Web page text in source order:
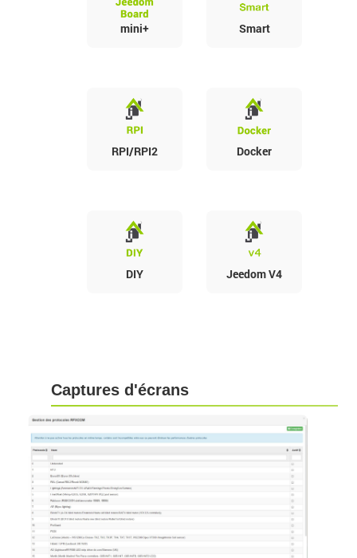
mini+ Smart
RPI/RPI2 Docker
DIY Jeedom V4
Captures d'écrans